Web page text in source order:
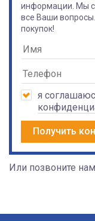
информации. Мы с
все Ваши
покупок!
я
Получить
Или позвоните